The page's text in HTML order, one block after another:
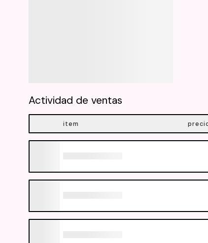
Actividad de ventas
item